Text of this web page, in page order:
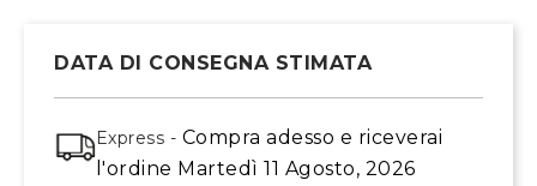
DATA DI CONSEGNA STIMATA
Express - Compra adesso e riceverai
l'ordine Martedì 11 Agosto, 2026